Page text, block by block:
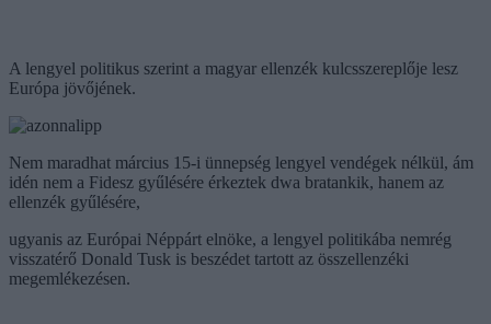
A lengyel politikus szerint a magyar ellenzék kulcsszereplője lesz
Európa jövőjének.
Nem maradhat március 15-i ünnepség lengyel vendégek nélkül, ám
idén nem a Fidesz gyűlésére érkeztek dwa bratankik, hanem az
ellenzék gyűlésére,
ugyanis az Európai Néppárt elnöke, a lengyel politikába nemrég
visszatérő Donald Tusk is beszédet tartott az összellenzéki
megemlékezésen.